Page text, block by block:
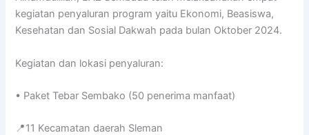
kegiatan penyaluran program yaitu Ekonomi, Beasiswa,
Kesehatan dan Sosial Dakwah pada bulan Oktober 2024.
Kegiatan dan lokasi penyaluran:
• Paket Tebar Sembako (50 penerima manfaat)
📍11 Kecamatan daerah Sleman